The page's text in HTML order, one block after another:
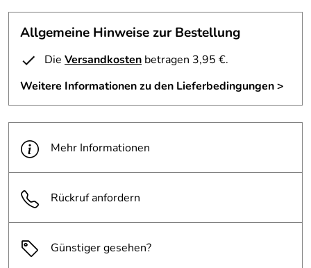
Allgemeine Hinweise zur Bestellung
Die Versandkosten betragen 3,95 €.
Weitere Informationen zu den Lieferbedingungen >
Mehr Informationen
Rückruf anfordern
Günstiger gesehen?